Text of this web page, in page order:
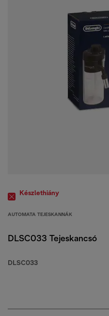
Készlethiány
AUTOMATA TEJESKANNÁK
DLSC033 Tejeskancsó
DLSC033